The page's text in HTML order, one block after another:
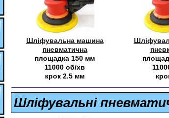
Шліфувальна машина
пневматична
площадка 150 мм
11000 об/хв
крок 2.5 мм
Шліфувальні